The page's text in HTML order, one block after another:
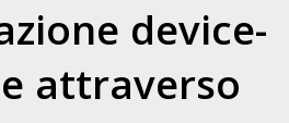
device-
attraverso